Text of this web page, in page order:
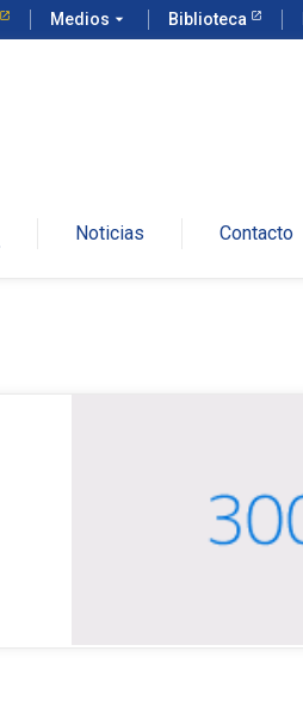
Medios arrow_drop_down Biblioteca
Noticias Contacto